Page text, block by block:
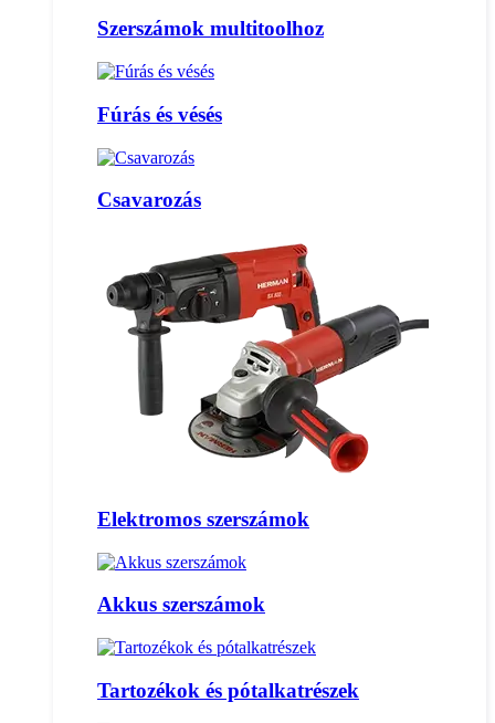
Szerszámok multitoolhoz
Fúrás és vésés
Csavarozás
Elektromos szerszámok
Akkus szerszámok
Tartozékok és pótalkatrészek